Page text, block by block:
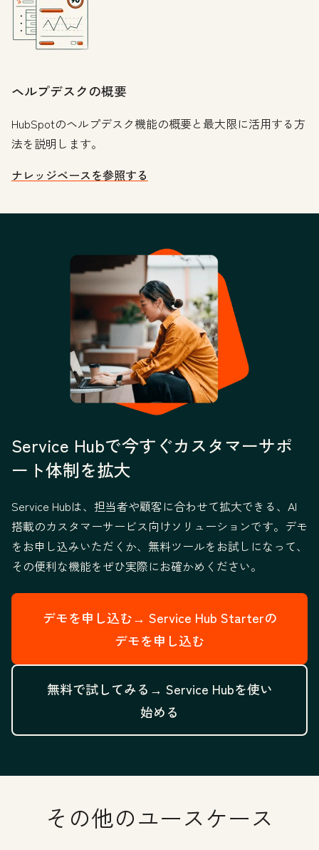
ヘルプデスクの概要
HubSpotのヘルプデスク機能の概要と最大限に活用する方
法を説明します。
ナレッジベースを参照する
Service Hubで今すぐカスタマーサポ
ート体制を拡大
Service Hubは、担当者や顧客に合わせて拡大できる、AI
搭載のカスタマーサービス向けソリューションです。デモ
をお申し込みいただくか、無料ツールをお試しになって、
その便利な機能をぜひ実際にお確かめください。
デモを申し込む→ Service Hub Starterの
デモを申し込む
無料で試してみる→ Service Hubを使い
始める
その他のユースケース